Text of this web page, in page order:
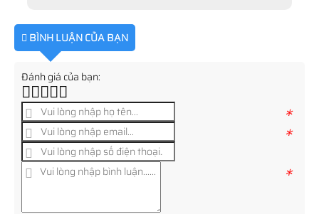
BÌNH LUẬN CỦA BẠN
Đánh giá của bạn:
*
*
*